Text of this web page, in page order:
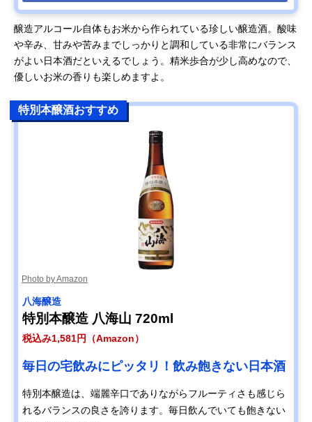
醸造アルコール自体もお米から作られている珍しい醸造酒。酸味
や辛み、甘みや苦みまでしっかりと調和している非常にバランス
がよい日本酒だといえるでしょう。精米歩合が少し高めなので、
優しいお米の香りも楽しめますよ。
特別本醸酒おすすめ
Photo by Amazon
八海醸造
特別本醸造 八海山 720ml
税込み1,581円（Amazon）
毎日の宅飲みにピッタリ！飲み飽きない日本酒
特別本醸造は、端麗辛口でありながらフルーティさも感じら
れるバランスの良さを誇ります。毎日飲んでいても飽きない